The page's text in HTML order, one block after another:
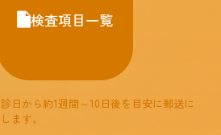
検査項目一覧
日から約1週間～10日後を目安に郵送に
ます。